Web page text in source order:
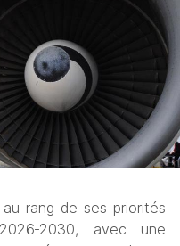
au rang de ses priorités
avec une